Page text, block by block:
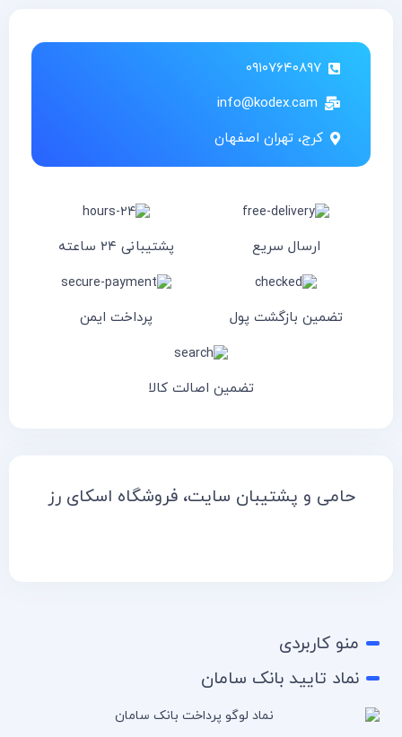
۰۹۱۰۷۶۴۰۸۹۷
info@kodex.cam
کرج، تهران اصفهان
ارسال سریع پشتیبانی ۲۴ ساعته
تضمین بازگشت پول پرداخت ایمن
تضمین اصالت کالا
حامی و پشتیبان سایت، فروشگاه اسکای رز
منو کاربردی
نماد تایید بانک سامان